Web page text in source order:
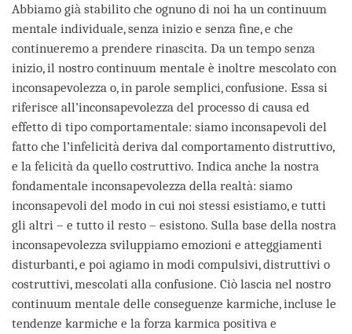
Abbiamo già stabilito che ognuno di noi ha un continuum
mentale individuale, senza inizio e senza fine, e che
continueremo a prendere rinascita. Da un tempo senza
inizio, il nostro continuum mentale è inoltre mescolato con
inconsapevolezza o, in parole semplici, confusione. Essa si
riferisce all’inconsapevolezza del processo di causa ed
effetto di tipo comportamentale: siamo inconsapevoli del
fatto che l’infelicità deriva dal comportamento distruttivo,
e la felicità da quello costruttivo. Indica anche la nostra
fondamentale inconsapevolezza della realtà: siamo
inconsapevoli del modo in cui noi stessi esistiamo, e tutti
gli altri – e tutto il resto – esistono. Sulla base della nostra
inconsapevolezza sviluppiamo emozioni e atteggiamenti
disturbanti, e poi agiamo in modi compulsivi, distruttivi o
costruttivi, mescolati alla confusione. Ciò lascia nel nostro
continuum mentale delle conseguenze karmiche, incluse le
tendenze karmiche e la forza karmica positiva e